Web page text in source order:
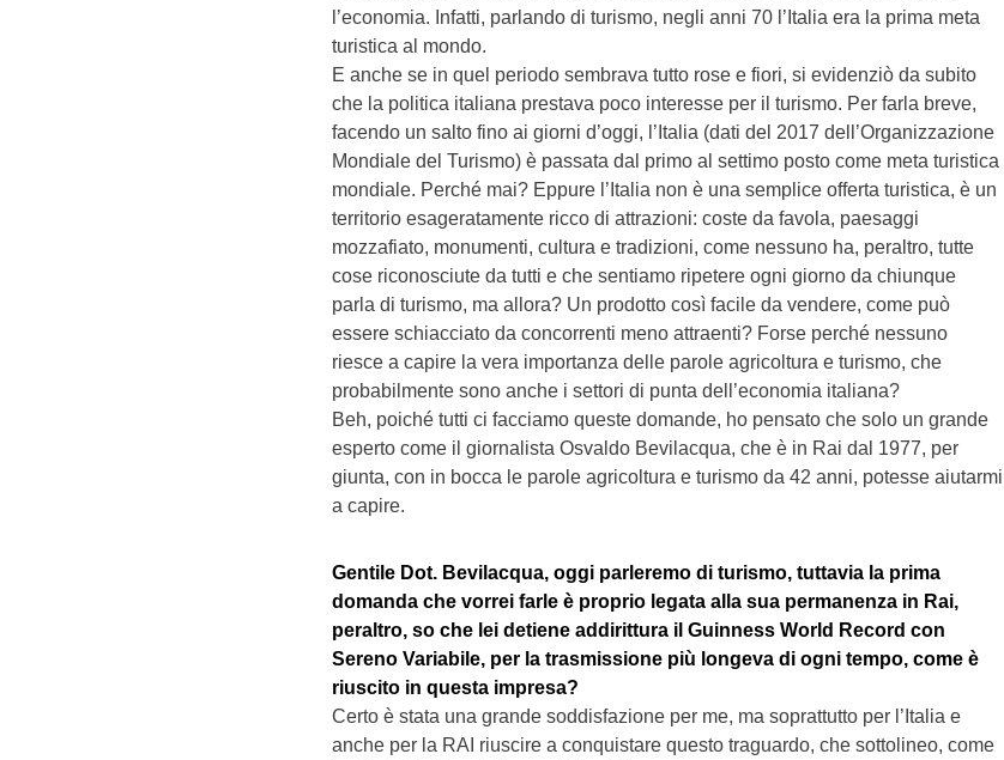
l’economia. Infatti, parlando di turismo, negli anni 70 l’Italia era la prima meta
turistica al mondo.
E anche se in quel periodo sembrava tutto rose e fiori, si evidenziò da subito
che la politica italiana prestava poco interesse per il turismo. Per farla breve,
facendo un salto fino ai giorni d’oggi, l’Italia (dati del 2017 dell’Organizzazione
Mondiale del Turismo) è passata dal primo al settimo posto come meta turistica
mondiale. Perché mai? Eppure l’Italia non è una semplice offerta turistica, è un
territorio esageratamente ricco di attrazioni: coste da favola, paesaggi
mozzafiato, monumenti, cultura e tradizioni, come nessuno ha, peraltro, tutte
cose riconosciute da tutti e che sentiamo ripetere ogni giorno da chiunque
parla di turismo, ma allora? Un prodotto così facile da vendere, come può
essere schiacciato da concorrenti meno attraenti? Forse perché nessuno
riesce a capire la vera importanza delle parole agricoltura e turismo, che
probabilmente sono anche i settori di punta dell’economia italiana?
Beh, poiché tutti ci facciamo queste domande, ho pensato che solo un grande
esperto come il giornalista Osvaldo Bevilacqua, che è in Rai dal 1977, per
giunta, con in bocca le parole agricoltura e turismo da 42 anni, potesse aiutarmi
a capire.
Gentile Dot. Bevilacqua, oggi parleremo di turismo, tuttavia la prima
domanda che vorrei farle è proprio legata alla sua permanenza in Rai,
peraltro, so che lei detiene addirittura il Guinness World Record con
Sereno Variabile, per la trasmissione più longeva di ogni tempo, come è
riuscito in questa impresa?
Certo è stata una grande soddisfazione per me, ma soprattutto per l’Italia e
anche per la RAI riuscire a conquistare questo traguardo, che sottolineo, come